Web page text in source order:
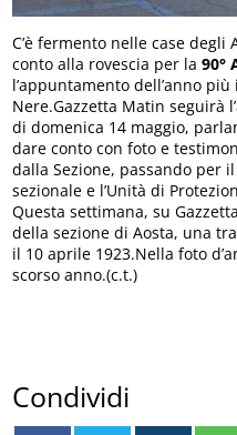
C’è fermento nelle case
conto alla rovescia per la90°
l’appuntamento dell’anno
Nere.Gazzetta Matin seguirà
di domenica 14 maggio,
dare conto con foto e
dalla Sezione, passando per
sezionale e l’Unità di
Questa settimana, su
della sezione di Aosta, una
il 10 aprile 1923.Nella foto
scorso anno.(c.t.)
Condividi